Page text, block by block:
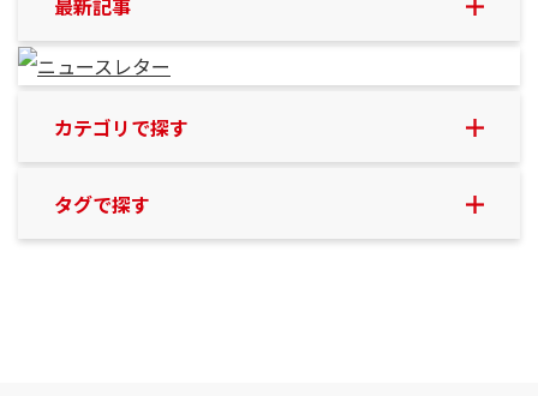
最新記事
カテゴリで探す
タグで探す